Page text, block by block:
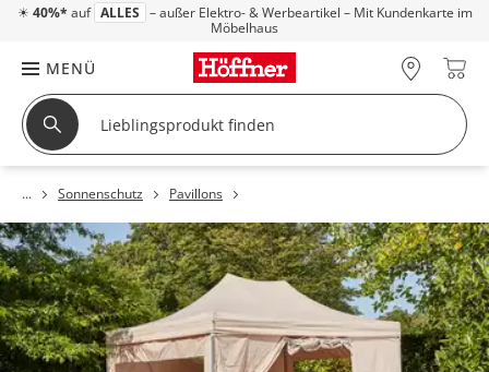
☀ 40%* auf ALLES – außer Elektro- & Werbeartikel – Mit Kundenkarte im
Möbelhaus
MENÜ
Sonnenschutz Pavillons